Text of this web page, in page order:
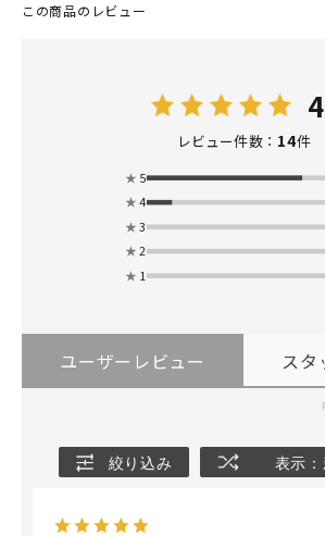
この商品のレビュー
レビュー件数： 14件
★ 5
★ 4
★ 3
★ 2
★ 1
ユーザーレビュー スタ
絞り込み 表示